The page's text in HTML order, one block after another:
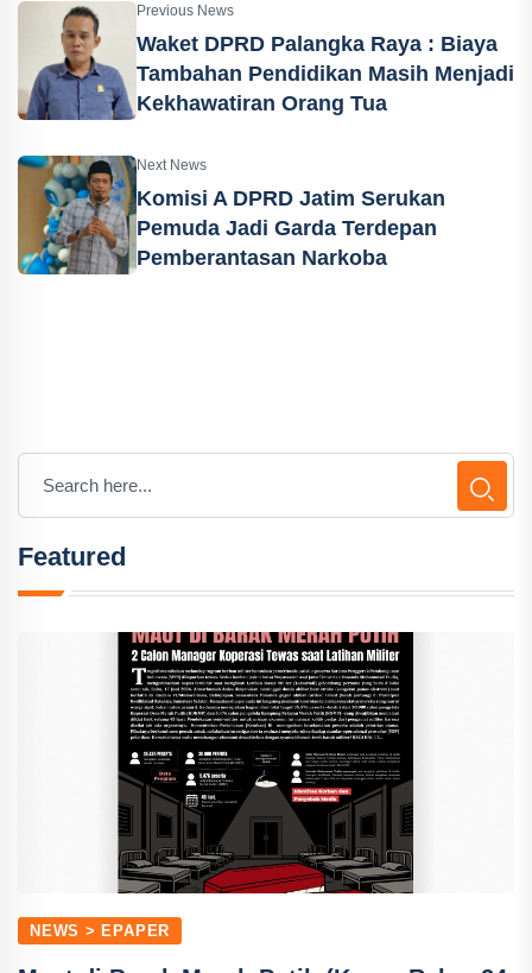
Previous News
Waket DPRD Palangka Raya : Biaya
Tambahan Pendidikan Masih Menjadi
Kekhawatiran Orang Tua
Next News
Komisi A DPRD Jatim Serukan
Pemuda Jadi Garda Terdepan
Pemberantasan Narkoba
Featured
NEWS > EPAPER